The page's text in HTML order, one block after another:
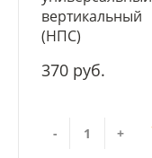
вертикальный
(НПС)
370 руб.
- +